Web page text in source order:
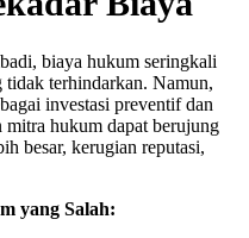
biaya hukum seringkali
tidak terhindarkan. Namun,
investasi preventif dan
mitra hukum dapat berujung
besar, kerugian reputasi,
yang Salah: